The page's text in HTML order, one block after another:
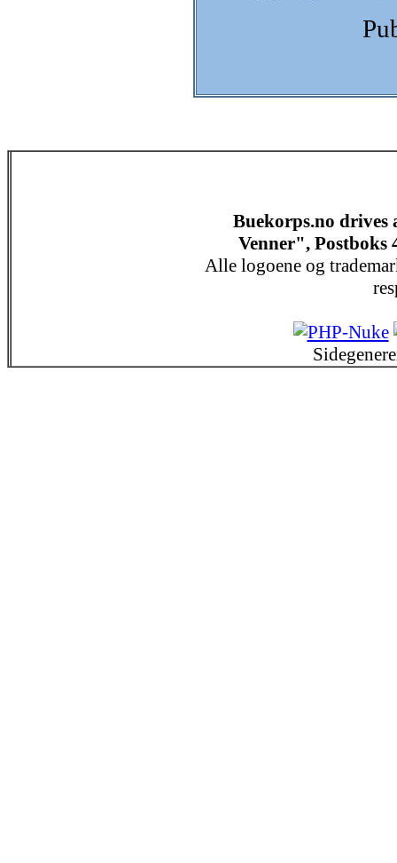
Buekorps.no drives
Venner", Postboks
Alle logoene og